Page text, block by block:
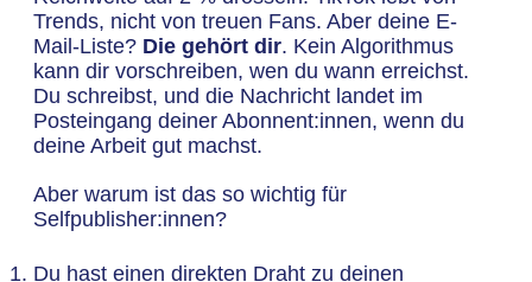
Trends, nicht von treuen Fans. Aber deine E-
Mail-Liste? Die gehört dir. Kein Algorithmus
kann dir vorschreiben, wen du wann erreichst.
Du schreibst, und die Nachricht landet im
Posteingang deiner Abonnent:innen, wenn du
deine Arbeit gut machst.
Aber warum ist das so wichtig für
Selfpublisher:innen?
Du hast einen direkten Draht zu deinen